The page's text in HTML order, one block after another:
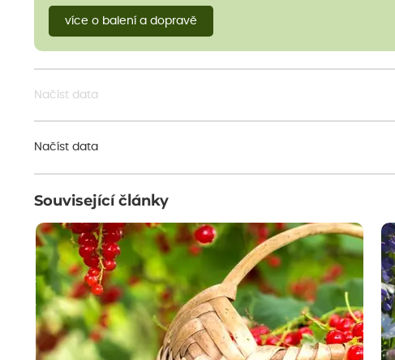
více o balení a dopravě
Načíst data
Načíst data
Související články